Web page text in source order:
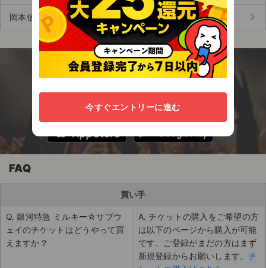
岡本信彦 (73) keyboard_arrow_right
今すぐアプリを無料でダウンロード！
FAQ
買い手
Q. 銀河特急 ミルキー☆サブウ
ェイのチケットはどうやって買
えますか？
A. チケットの購入をご希望の方
は以下のページから購入が可能
です。ご登録がまだの方はまず
新規登録からお願いします。 チ
今すぐエントリーに進む